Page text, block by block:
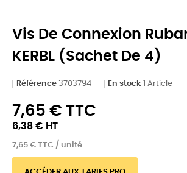
Vis De Connexion
KERBL (Sachet De 4)
Référence 3703794 En stock 1 Article
7,65 € TTC
6,38 € HT
7,65 € TTC / unité